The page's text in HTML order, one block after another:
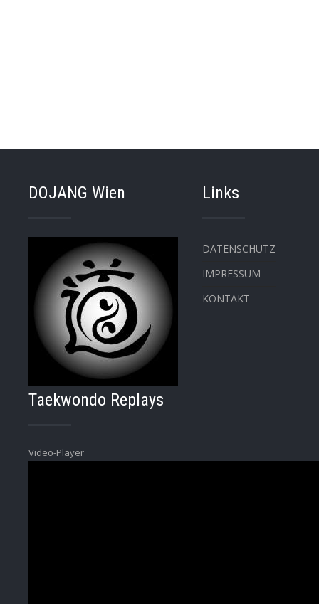
DOJANG Wien Links
DATENSCHUTZ
IMPRESSUM
KONTAKT
Taekwondo Replays
Video-Player